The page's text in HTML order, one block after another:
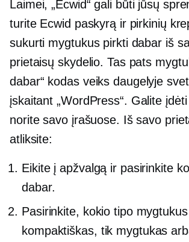
Laimei, „Ecwid“ gali būti jūsų
turite Ecwid paskyrą ir pirkinių
sukurti mygtukus pirkti dabar iš
prietaisų skydelio. Tas pats
dabar“ kodas veiks daugelyje
įskaitant „WordPress“. Galite
norite savo įrašuose. Iš savo
atliksite:
Eikite į apžvalgą ir pasirinkite
dabar.
Pasirinkite, kokio tipo
kompaktiškas, tik mygtukas